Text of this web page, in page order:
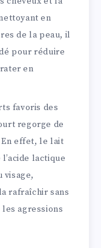
en
de la peau, il
pour réduire
en
favoris des
regorge de
effet, le lait
lactique
visage,
rafraîchir sans
agressions